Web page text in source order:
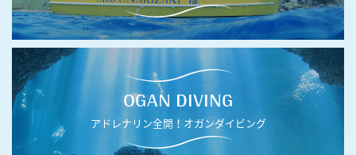
OGAN DIVING
アドレナリン全開！オガンダイビング